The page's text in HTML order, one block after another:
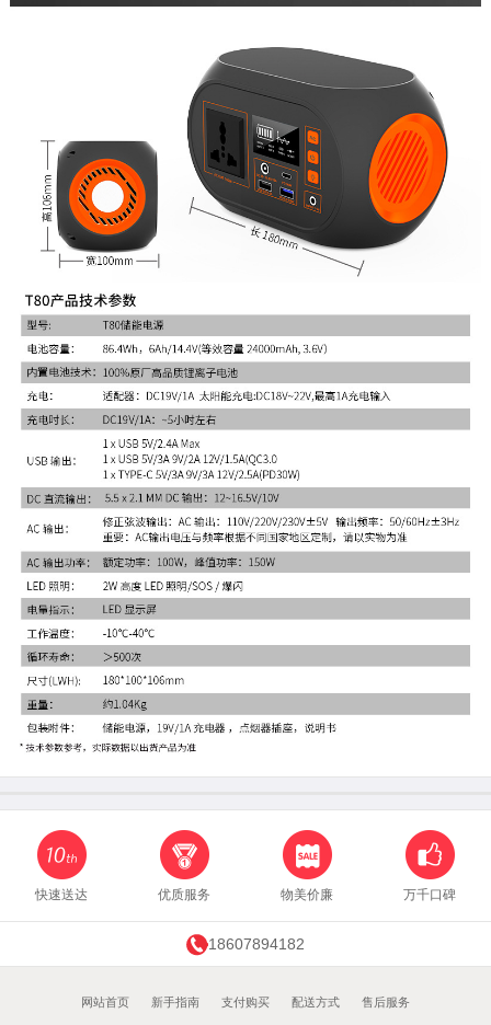
快速送达 优质服务 物美价廉 万千口碑
18607894182
网站首页 新手指南 支付购买 配送方式 售后服务